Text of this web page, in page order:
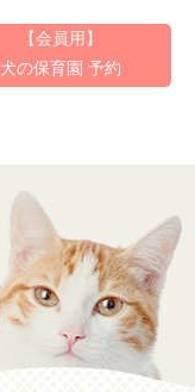
【会員用】
犬の保育園 予約